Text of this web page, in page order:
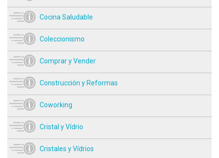
Cocina Saludable
Coleccionismo
Comprar y Vender
Construcción y Reformas
Coworking
Cristal y Vídrio
Cristales y Vídrios